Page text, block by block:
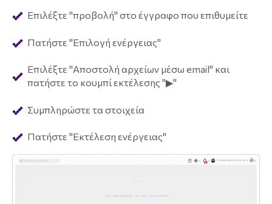
Επιλέξτε "προβολή" στο έγγραφο που επιθυμείτε
Πατήστε "Επιλογή ενέργειας"
Επιλέξτε "Αποστολή αρχείων μέσω email" και
πατήστε το κουμπί εκτέλεσης "▶"
Συμπληρώστε τα στοιχεία
Πατήστε "Εκτέλεση ενέργειας"